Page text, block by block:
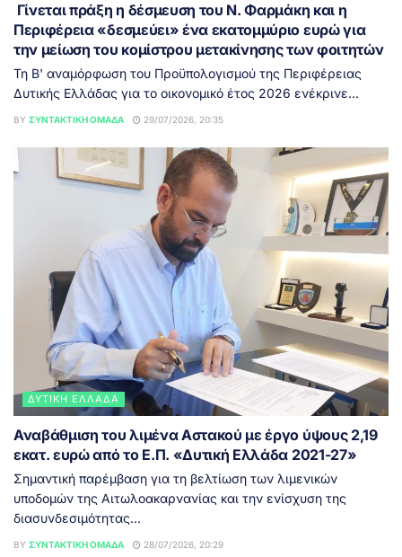
Γίνεται πράξη η δέσμευση του Ν. Φαρμάκη και η
Περιφέρεια «δεσμεύει» ένα εκατομμύριο ευρώ για
την μείωση του κομίστρου μετακίνησης των φοιτητών
Τη Β' αναμόρφωση του Προϋπολογισμού της Περιφέρειας
Δυτικής Ελλάδας για το οικονομικό έτος 2026 ενέκρινε...
BY ΣΥΝΤΑΚΤΙΚΉ ΟΜΆΔΑ 29/07/2026, 20:35
ΔΥΤΙΚΉ ΕΛΛΆΔΑ
Αναβάθμιση του λιμένα Αστακού με έργο ύψους 2,19
εκατ. ευρώ από το Ε.Π. «Δυτική Ελλάδα 2021-27»
Σημαντική παρέμβαση για τη βελτίωση των λιμενικών
υποδομών της Αιτωλοακαρνανίας και την ενίσχυση της
διασυνδεσιμότητας...
BY ΣΥΝΤΑΚΤΙΚΉ ΟΜΆΔΑ 28/07/2026, 20:29